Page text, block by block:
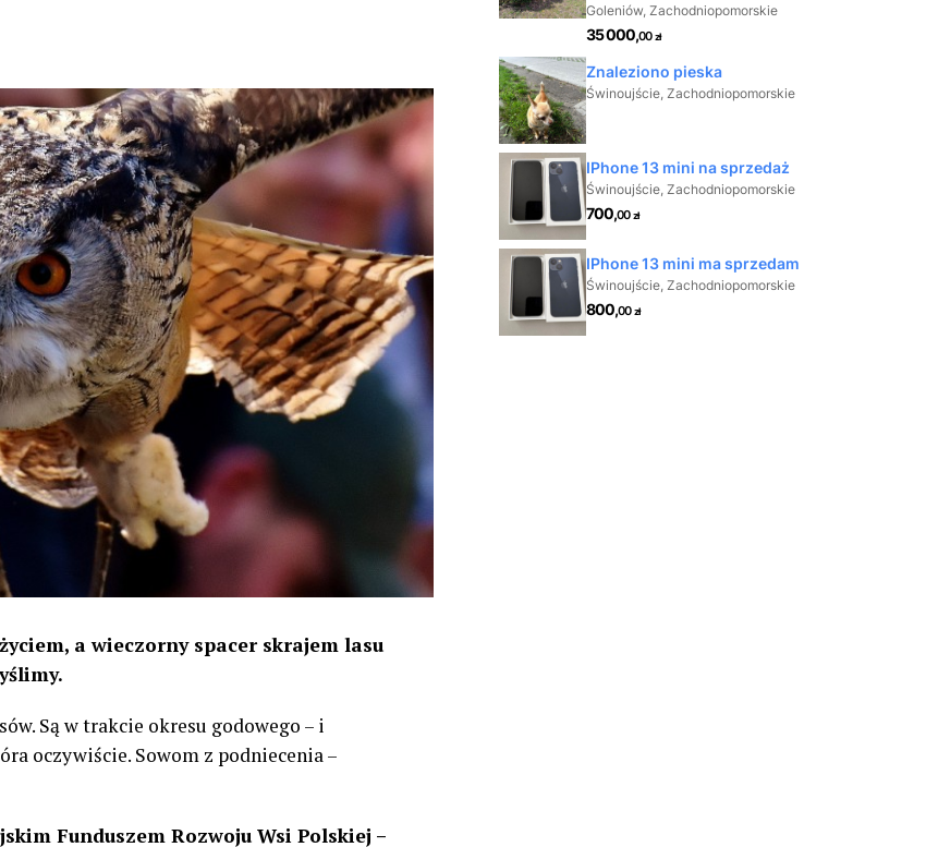
a wieczorny spacer skrajem lasu
Są w trakcie okresu godowego – i
oczywiście. Sowom z podniecenia –
Funduszem Rozwoju Wsi Polskiej –